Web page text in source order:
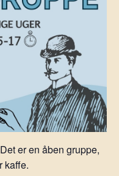
er en åben gruppe,
kaffe.